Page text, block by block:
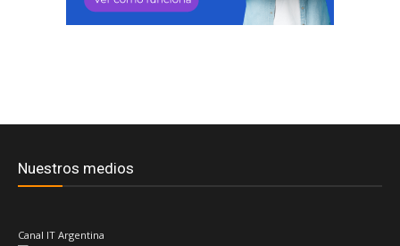
Nuestros medios
Canal IT Argentina